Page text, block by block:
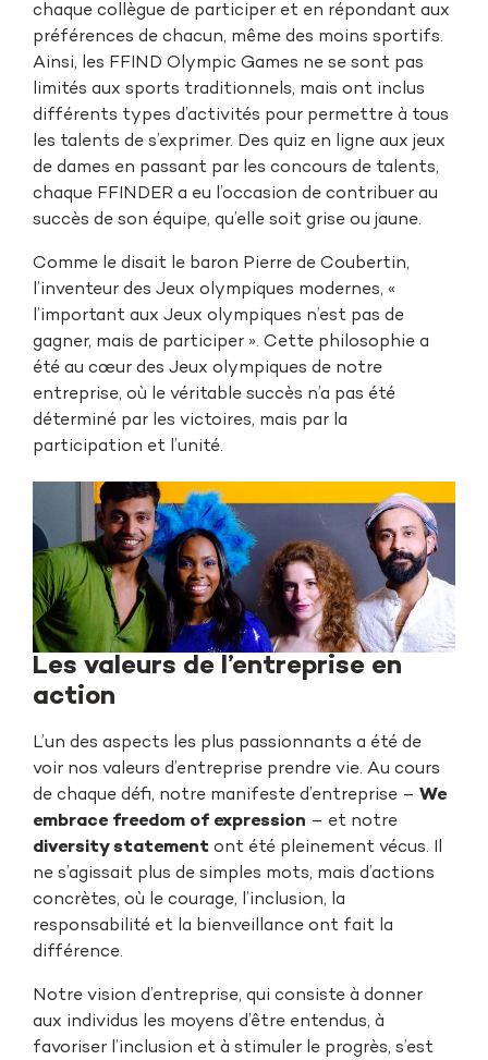
chaque collègue de participer et en répondant aux
préférences de chacun, même des moins sportifs.
Ainsi, les FFIND Olympic Games ne se sont pas
limités aux sports traditionnels, mais ont inclus
différents types d’activités pour permettre à tous
les talents de s’exprimer. Des quiz en ligne aux jeux
de dames en passant par les concours de talents,
chaque FFINDER a eu l’occasion de contribuer au
succès de son équipe, qu’elle soit grise ou jaune.
Comme le disait le baron Pierre de Coubertin,
l’inventeur des Jeux olympiques modernes, «
l’important aux Jeux olympiques n’est pas de
gagner, mais de participer ». Cette philosophie a
été au cœur des Jeux olympiques de notre
entreprise, où le véritable succès n’a pas été
déterminé par les victoires, mais par la
participation et l’unité.
Les valeurs de l’entreprise en
action
L’un des aspects les plus passionnants a été de
voir nos valeurs d’entreprise prendre vie. Au cours
de chaque défi, notre manifeste d’entreprise – We
embrace freedom of expression – et notre
diversity statement ont été pleinement vécus. Il
ne s’agissait plus de simples mots, mais d’actions
concrètes, où le courage, l’inclusion, la
responsabilité et la bienveillance ont fait la
différence.
Notre vision d’entreprise, qui consiste à donner
aux individus les moyens d’être entendus, à
favoriser l’inclusion et à stimuler le progrès, s’est